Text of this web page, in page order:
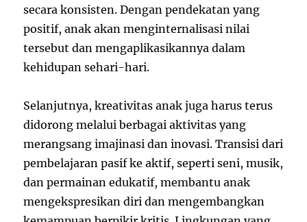
secara konsisten. Dengan pendekatan yang
positif, anak akan menginternalisasi nilai
tersebut dan mengaplikasikannya dalam
kehidupan sehari-hari.
Selanjutnya, kreativitas anak juga harus terus
didorong melalui berbagai aktivitas yang
merangsang imajinasi dan inovasi. Transisi dari
pembelajaran pasif ke aktif, seperti seni, musik,
dan permainan edukatif, membantu anak
mengekspresikan diri dan mengembangkan